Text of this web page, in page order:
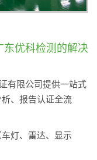
东优科检测的解决
有限公司提供一站式
、报告认证全流
灯、雷达、显示